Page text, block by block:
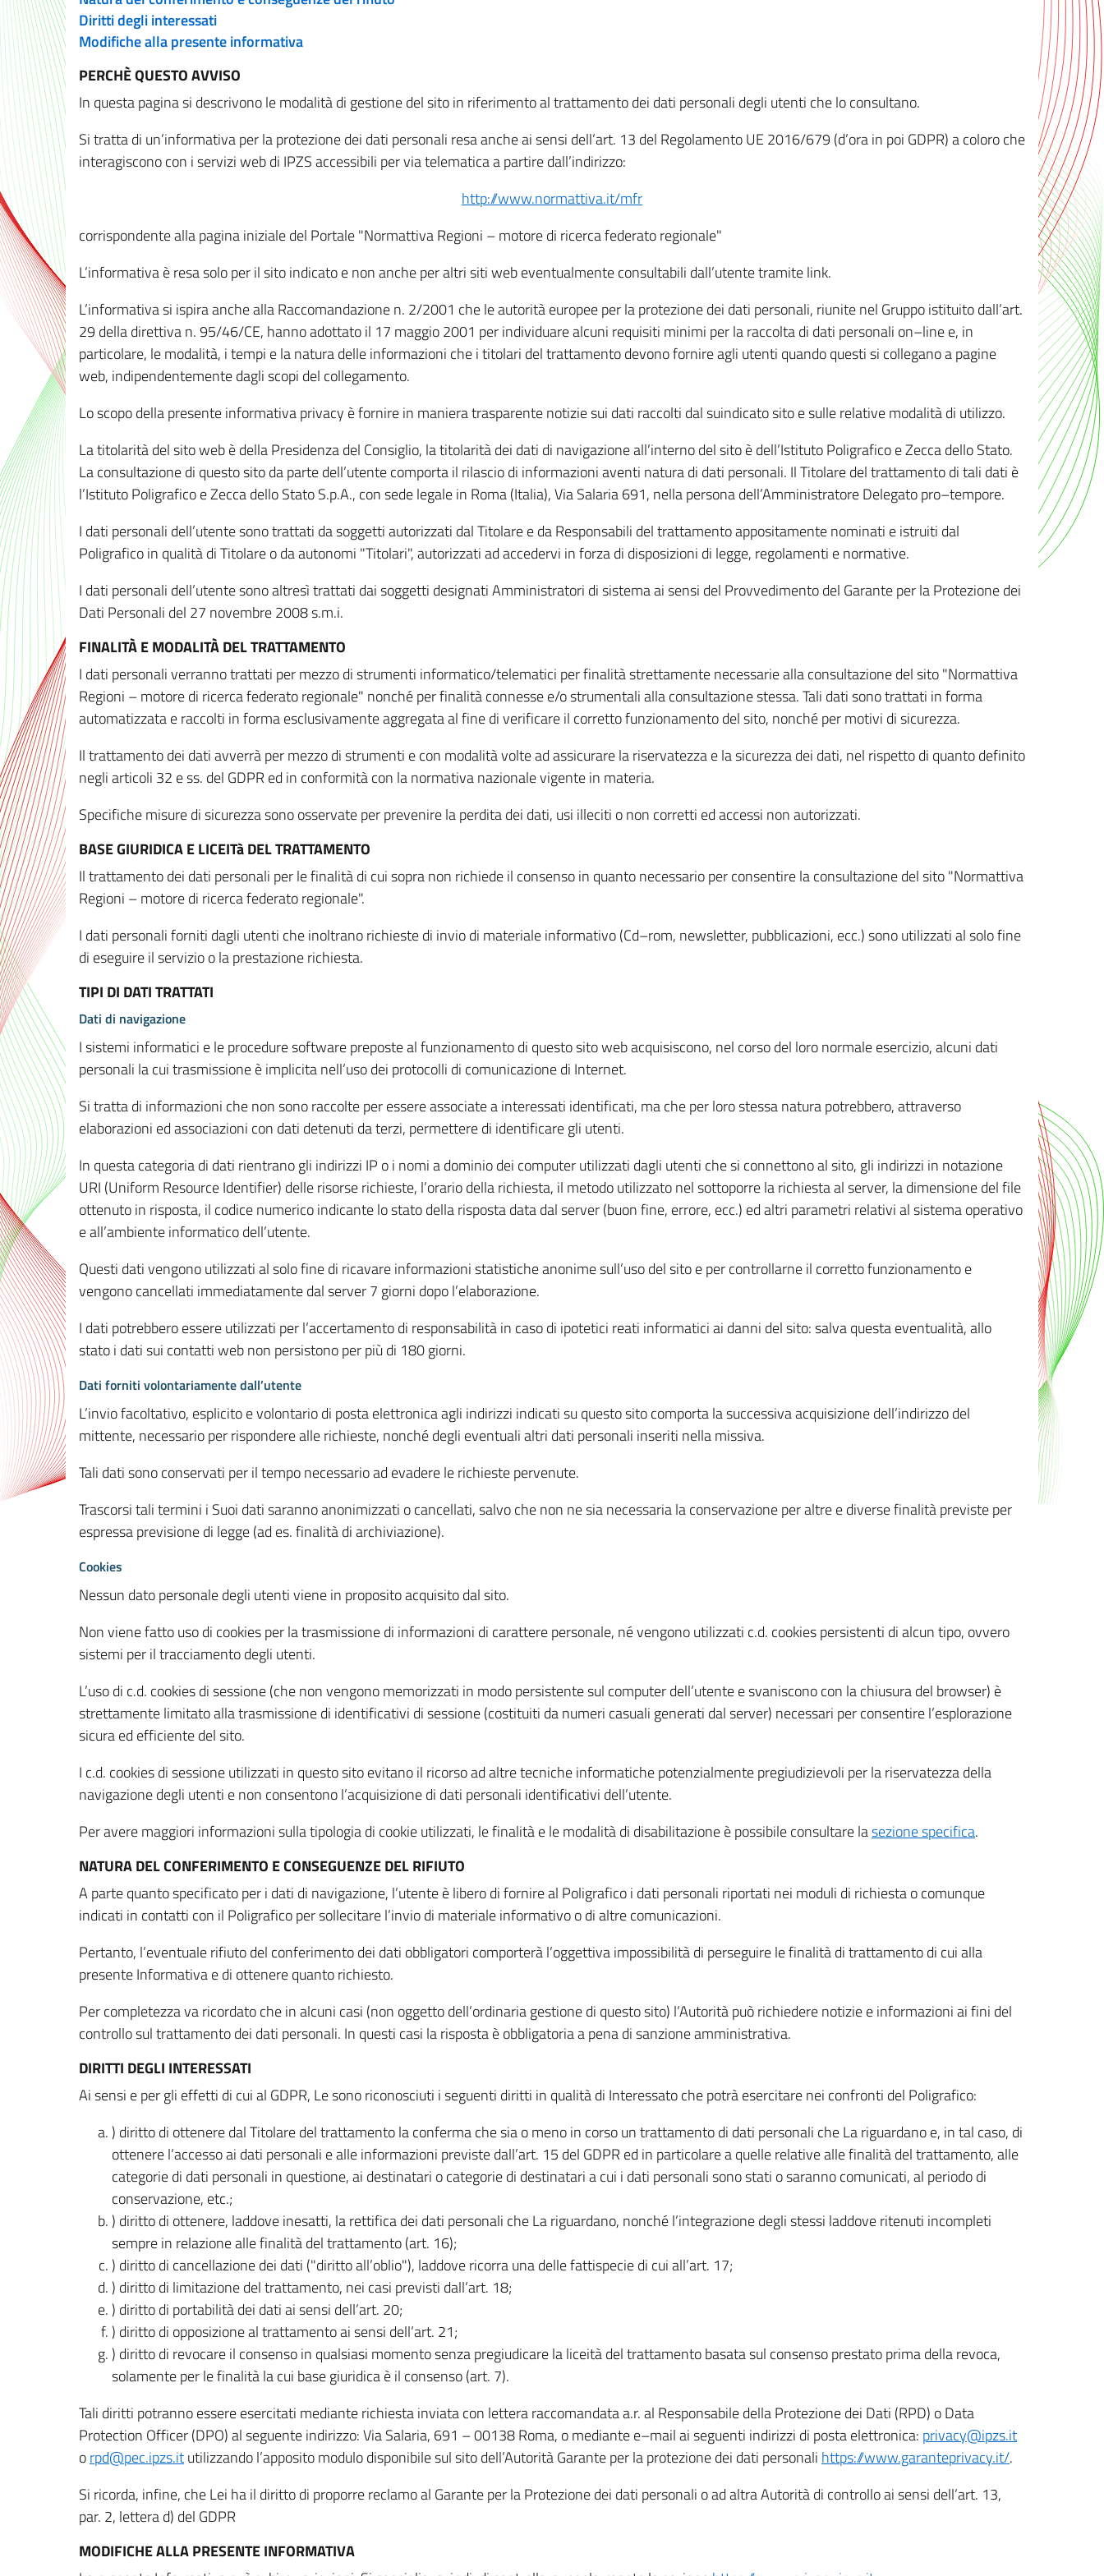
Diritti degli interessati
Modifiche alla presente informativa
PERCHÈ QUESTO AVVISO
In questa pagina si descrivono le modalità di gestione del sito in riferimento al trattamento dei dati personali degli utenti che lo consultano.
Si tratta di un’informativa per la protezione dei dati personali resa anche ai sensi dell’art. 13 del Regolamento UE 2016/679 (d’ora in poi GDPR) a coloro che
interagiscono con i servizi web di IPZS accessibili per via telematica a partire dall’indirizzo:
http://www.normattiva.it/mfr
corrispondente alla pagina iniziale del Portale "Normattiva Regioni – motore di ricerca federato regionale"
L’informativa è resa solo per il sito indicato e non anche per altri siti web eventualmente consultabili dall’utente tramite link.
L’informativa si ispira anche alla Raccomandazione n. 2/2001 che le autorità europee per la protezione dei dati personali, riunite nel Gruppo istituito dall’art.
29 della direttiva n. 95/46/CE, hanno adottato il 17 maggio 2001 per individuare alcuni requisiti minimi per la raccolta di dati personali on–line e, in
particolare, le modalità, i tempi e la natura delle informazioni che i titolari del trattamento devono fornire agli utenti quando questi si collegano a pagine
web, indipendentemente dagli scopi del collegamento.
Lo scopo della presente informativa privacy è fornire in maniera trasparente notizie sui dati raccolti dal suindicato sito e sulle relative modalità di utilizzo.
La titolarità del sito web è della Presidenza del Consiglio, la titolarità dei dati di navigazione all’interno del sito è dell’Istituto Poligrafico e Zecca dello Stato.
La consultazione di questo sito da parte dell’utente comporta il rilascio di informazioni aventi natura di dati personali. Il Titolare del trattamento di tali dati è
l’Istituto Poligrafico e Zecca dello Stato S.p.A., con sede legale in Roma (Italia), Via Salaria 691, nella persona dell’Amministratore Delegato pro–tempore.
I dati personali dell’utente sono trattati da soggetti autorizzati dal Titolare e da Responsabili del trattamento appositamente nominati e istruiti dal
Poligrafico in qualità di Titolare o da autonomi "Titolari", autorizzati ad accedervi in forza di disposizioni di legge, regolamenti e normative.
I dati personali dell’utente sono altresì trattati dai soggetti designati Amministratori di sistema ai sensi del Provvedimento del Garante per la Protezione dei
Dati Personali del 27 novembre 2008 s.m.i.
FINALITÀ E MODALITÀ DEL TRATTAMENTO
I dati personali verranno trattati per mezzo di strumenti informatico/telematici per finalità strettamente necessarie alla consultazione del sito "Normattiva
Regioni – motore di ricerca federato regionale" nonché per finalità connesse e/o strumentali alla consultazione stessa. Tali dati sono trattati in forma
automatizzata e raccolti in forma esclusivamente aggregata al fine di verificare il corretto funzionamento del sito, nonché per motivi di sicurezza.
Il trattamento dei dati avverrà per mezzo di strumenti e con modalità volte ad assicurare la riservatezza e la sicurezza dei dati, nel rispetto di quanto definito
negli articoli 32 e ss. del GDPR ed in conformità con la normativa nazionale vigente in materia.
Specifiche misure di sicurezza sono osservate per prevenire la perdita dei dati, usi illeciti o non corretti ed accessi non autorizzati.
BASE GIURIDICA E LICEITà DEL TRATTAMENTO
Il trattamento dei dati personali per le finalità di cui sopra non richiede il consenso in quanto necessario per consentire la consultazione del sito "Normattiva
Regioni – motore di ricerca federato regionale".
I dati personali forniti dagli utenti che inoltrano richieste di invio di materiale informativo (Cd–rom, newsletter, pubblicazioni, ecc.) sono utilizzati al solo fine
di eseguire il servizio o la prestazione richiesta.
TIPI DI DATI TRATTATI
Dati di navigazione
I sistemi informatici e le procedure software preposte al funzionamento di questo sito web acquisiscono, nel corso del loro normale esercizio, alcuni dati
personali la cui trasmissione è implicita nell’uso dei protocolli di comunicazione di Internet.
Si tratta di informazioni che non sono raccolte per essere associate a interessati identificati, ma che per loro stessa natura potrebbero, attraverso
elaborazioni ed associazioni con dati detenuti da terzi, permettere di identificare gli utenti.
In questa categoria di dati rientrano gli indirizzi IP o i nomi a dominio dei computer utilizzati dagli utenti che si connettono al sito, gli indirizzi in notazione
URI (Uniform Resource Identifier) delle risorse richieste, l’orario della richiesta, il metodo utilizzato nel sottoporre la richiesta al server, la dimensione del file
ottenuto in risposta, il codice numerico indicante lo stato della risposta data dal server (buon fine, errore, ecc.) ed altri parametri relativi al sistema operativo
e all’ambiente informatico dell’utente.
Questi dati vengono utilizzati al solo fine di ricavare informazioni statistiche anonime sull’uso del sito e per controllarne il corretto funzionamento e
vengono cancellati immediatamente dal server 7 giorni dopo l’elaborazione.
I dati potrebbero essere utilizzati per l’accertamento di responsabilità in caso di ipotetici reati informatici ai danni del sito: salva questa eventualità, allo
stato i dati sui contatti web non persistono per più di 180 giorni.
Dati forniti volontariamente dall’utente
L’invio facoltativo, esplicito e volontario di posta elettronica agli indirizzi indicati su questo sito comporta la successiva acquisizione dell’indirizzo del
mittente, necessario per rispondere alle richieste, nonché degli eventuali altri dati personali inseriti nella missiva.
Tali dati sono conservati per il tempo necessario ad evadere le richieste pervenute.
Trascorsi tali termini i Suoi dati saranno anonimizzati o cancellati, salvo che non ne sia necessaria la conservazione per altre e diverse finalità previste per
espressa previsione di legge (ad es. finalità di archiviazione).
Cookies
Nessun dato personale degli utenti viene in proposito acquisito dal sito.
Non viene fatto uso di cookies per la trasmissione di informazioni di carattere personale, né vengono utilizzati c.d. cookies persistenti di alcun tipo, ovvero
sistemi per il tracciamento degli utenti.
L’uso di c.d. cookies di sessione (che non vengono memorizzati in modo persistente sul computer dell’utente e svaniscono con la chiusura del browser) è
strettamente limitato alla trasmissione di identificativi di sessione (costituiti da numeri casuali generati dal server) necessari per consentire l’esplorazione
sicura ed efficiente del sito.
I c.d. cookies di sessione utilizzati in questo sito evitano il ricorso ad altre tecniche informatiche potenzialmente pregiudizievoli per la riservatezza della
navigazione degli utenti e non consentono l’acquisizione di dati personali identificativi dell’utente.
Per avere maggiori informazioni sulla tipologia di cookie utilizzati, le finalità e le modalità di disabilitazione è possibile consultare lasezione specifica.
NATURA DEL CONFERIMENTO E CONSEGUENZE DEL RIFIUTO
A parte quanto specificato per i dati di navigazione, l’utente è libero di fornire al Poligrafico i dati personali riportati nei moduli di richiesta o comunque
indicati in contatti con il Poligrafico per sollecitare l’invio di materiale informativo o di altre comunicazioni.
Pertanto, l’eventuale rifiuto del conferimento dei dati obbligatori comporterà l’oggettiva impossibilità di perseguire le finalità di trattamento di cui alla
presente Informativa e di ottenere quanto richiesto.
Per completezza va ricordato che in alcuni casi (non oggetto dell’ordinaria gestione di questo sito) l’Autorità può richiedere notizie e informazioni ai fini del
controllo sul trattamento dei dati personali. In questi casi la risposta è obbligatoria a pena di sanzione amministrativa.
DIRITTI DEGLI INTERESSATI
Ai sensi e per gli effetti di cui al GDPR, Le sono riconosciuti i seguenti diritti in qualità di Interessato che potrà esercitare nei confronti del Poligrafico:
) diritto di ottenere dal Titolare del trattamento la conferma che sia o meno in corso un trattamento di dati personali che La riguardano e, in tal caso, di
ottenere l’accesso ai dati personali e alle informazioni previste dall’art. 15 del GDPR ed in particolare a quelle relative alle finalità del trattamento, alle
categorie di dati personali in questione, ai destinatari o categorie di destinatari a cui i dati personali sono stati o saranno comunicati, al periodo di
conservazione, etc.;
) diritto di ottenere, laddove inesatti, la rettifica dei dati personali che La riguardano, nonché l’integrazione degli stessi laddove ritenuti incompleti
sempre in relazione alle finalità del trattamento (art. 16);
) diritto di cancellazione dei dati ("diritto all’oblio"), laddove ricorra una delle fattispecie di cui all’art. 17;
) diritto di limitazione del trattamento, nei casi previsti dall’art. 18;
) diritto di portabilità dei dati ai sensi dell’art. 20;
) diritto di opposizione al trattamento ai sensi dell’art. 21;
) diritto di revocare il consenso in qualsiasi momento senza pregiudicare la liceità del trattamento basata sul consenso prestato prima della revoca,
solamente per le finalità la cui base giuridica è il consenso (art. 7).
Tali diritti potranno essere esercitati mediante richiesta inviata con lettera raccomandata a.r. al Responsabile della Protezione dei Dati (RPD) o Data
Protection Officer (DPO) al seguente indirizzo: Via Salaria, 691 – 00138 Roma, o mediante e–mail ai seguenti indirizzi di posta elettronica: privacy@ipzs.it
orpd@pec.ipzs.itutilizzando l’apposito modulo disponibile sul sito dell’Autorità Garante per la protezione dei dati personali https://www.garanteprivacy.it/.
Si ricorda, infine, che Lei ha il diritto di proporre reclamo al Garante per la Protezione dei dati personali o ad altra Autorità di controllo ai sensi dell’art. 13,
par. 2, lettera d) del GDPR
MODIFICHE ALLA PRESENTE INFORMATIVA